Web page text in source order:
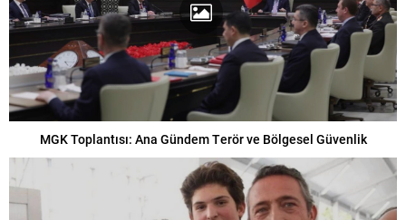
MGK Toplantısı: Ana Gündem Terör ve Bölgesel Güvenlik